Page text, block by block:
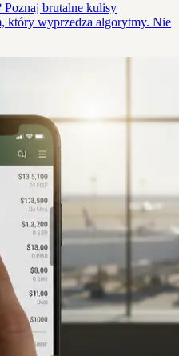
Poznaj brutalne kulisy
który wyprzedza algorytmy. Nie